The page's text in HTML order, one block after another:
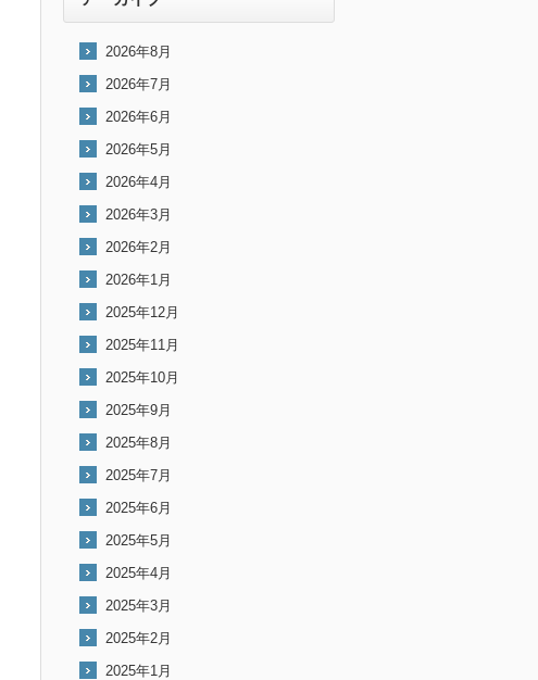
2026年8月
2026年7月
2026年6月
2026年5月
2026年4月
2026年3月
2026年2月
2026年1月
2025年12月
2025年11月
2025年10月
2025年9月
2025年8月
2025年7月
2025年6月
2025年5月
2025年4月
2025年3月
2025年2月
2025年1月